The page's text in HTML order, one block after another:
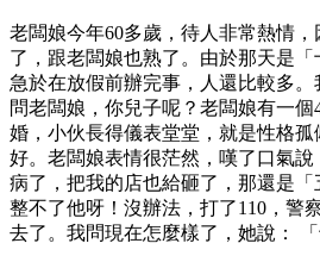
老闆娘今年60多歲，待人非常熱情
了，跟老闆娘也熟了。由於那天是
急於在放假前辦完事，人還比較多
問老闆娘，你兒子呢？老闆娘有一
婚，小伙長得儀表堂堂，就是性格
好。老闆娘表情很茫然，嘆了口氣
病了，把我的店也給砸了，那還是
整不了他呀！沒辦法，打了110，警
去了。我問現在怎麼樣了，她說： 「